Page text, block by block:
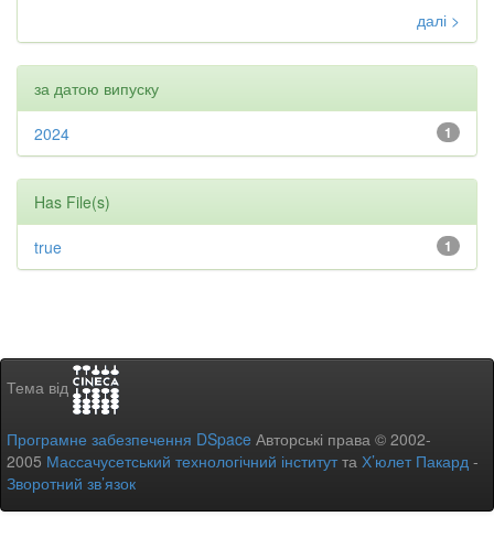
далі >
за датою випуску
1
2024
Has File(s)
1
true
Тема від
Програмне забезпечення DSpace Авторські права © 2002-
2005 Массачусетський технологічний інститутта Х’юлет Пакард -
Зворотний зв’язок